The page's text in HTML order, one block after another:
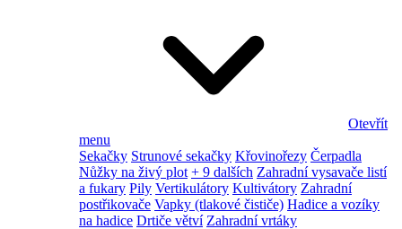
Otevřít
menu
Sekačky Strunové sekačky Křovinořezy Čerpadla
Nůžky na živý plot + 9 dalších Zahradní vysavače listí
a fukary Pily Vertikulátory Kultivátory Zahradní
postřikovače Vapky (tlakové čističe) Hadice a vozíky
na hadice Drtiče větví Zahradní vrtáky